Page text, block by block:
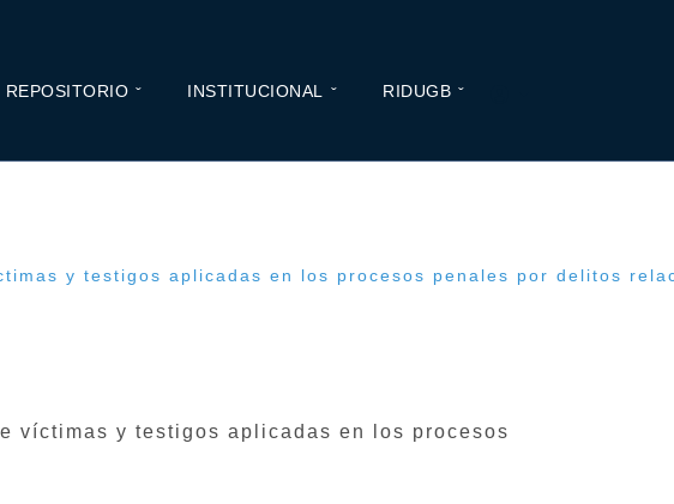
REPOSITORIO INSTITUCIONAL RIDUGB
y testigos aplicadas en los procesos penales por delitos
víctimas y testigos aplicadas en los procesos